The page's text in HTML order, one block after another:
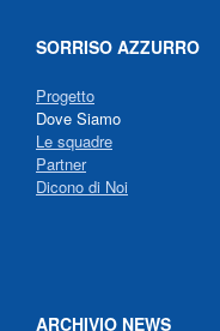
SORRISO AZZURRO
Progetto
Dove Siamo
Le squadre
Partner
Dicono di Noi
ARCHIVIO NEWS